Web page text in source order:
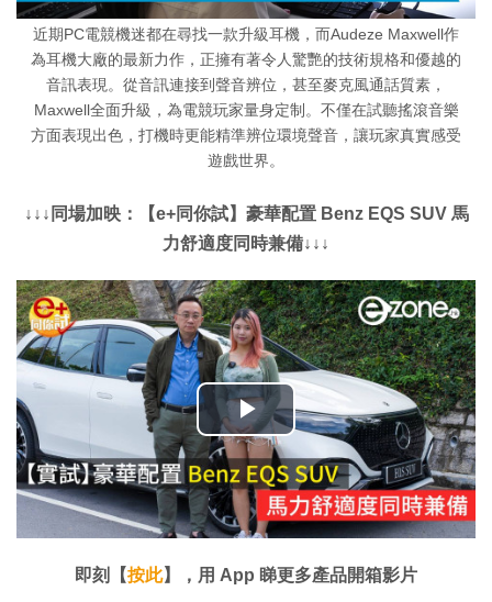
近期PC電競機迷都在尋找一款升級耳機，而Audeze Maxwell作
為耳機大廠的最新力作，正擁有著令人驚艷的技術規格和優越的
音訊表現。從音訊連接到聲音辨位，甚至麥克風通話質素，
Maxwell全面升級，為電競玩家量身定制。不僅在試聽搖滾音樂
方面表現出色，打機時更能精準辨位環境聲音，讓玩家真實感受
遊戲世界。
↓↓↓同場加映：【e+同你試】豪華配置 Benz EQS SUV 馬
力舒適度同時兼備↓↓↓
播
放
影
片
即刻【按此】，用 App 睇更多產品開箱影片